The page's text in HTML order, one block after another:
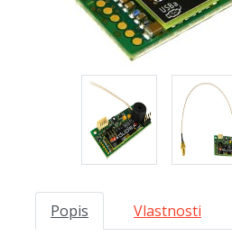
Popis Vlastnosti